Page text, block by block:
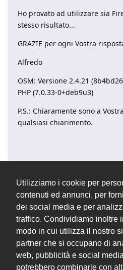
Utilizziamo i cookie per
contenuti ed annunci, per
dei social media e per
traffico. Condividiamo inoltre
modo in cui utilizza il nostro
partner che si occupano di
web, pubblicità e social
potrebbero combinarle con
Ho provato ad utilizzare sia
stesso risultato...
GRAZIE per ogni Vostra
Alfredo
OSM: Versione 2.4.21
PHP (7.0.33-0+deb9u3)
P.S.: Chiaramente sono a
qualsiasi chiarimento.
G gmassoli 19 gen 2021
Prova con questa indicazione
https://